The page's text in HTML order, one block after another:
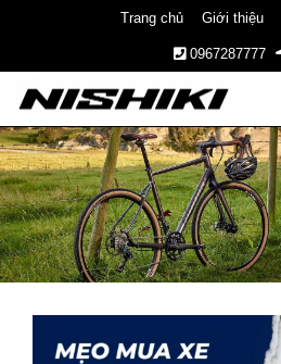
Trang chủ Giới thiệu
0967287777
Nishiki
– Xe
Đạp